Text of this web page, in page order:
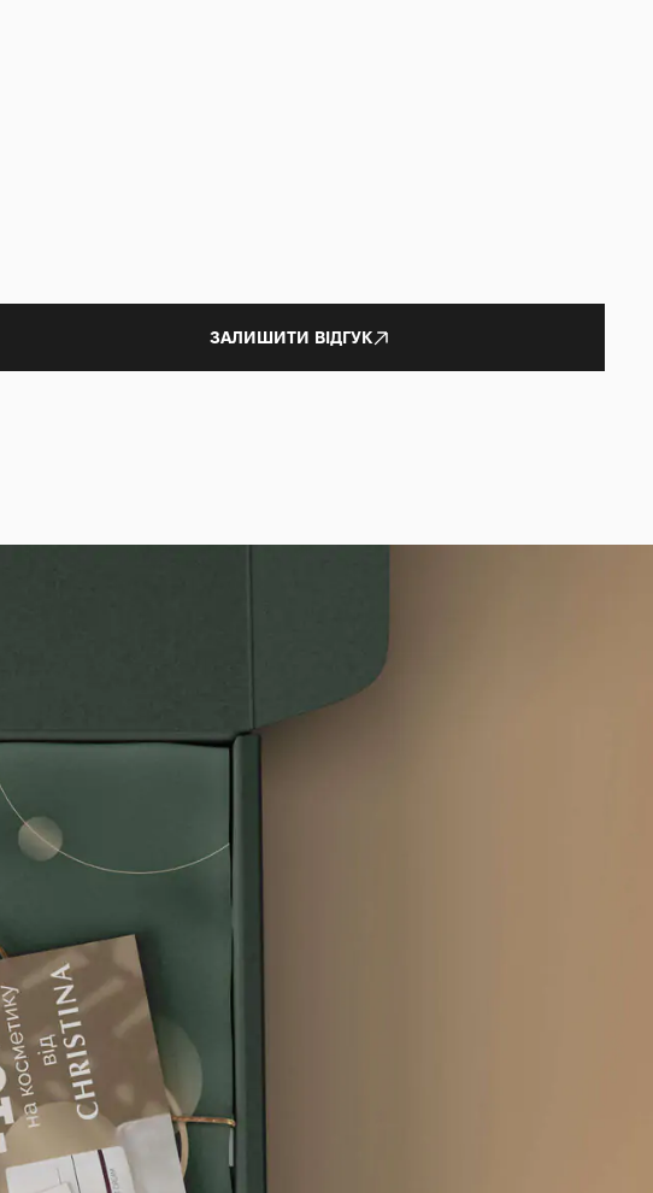
ЗАЛИШИТИ ВІДГУК